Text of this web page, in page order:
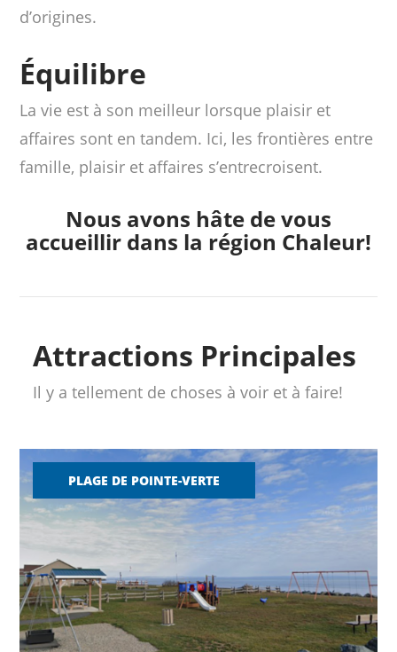
d’origines.
Équilibre
La vie est à son meilleur lorsque plaisir et
affaires sont en tandem. Ici, les frontières entre
famille, plaisir et affaires s’entrecroisent.
Nous avons hâte de vous
accueillir dans la région Chaleur!
Attractions Principales
Il y a tellement de choses à voir et à faire!
PLAGE DE POINTE-VERTE